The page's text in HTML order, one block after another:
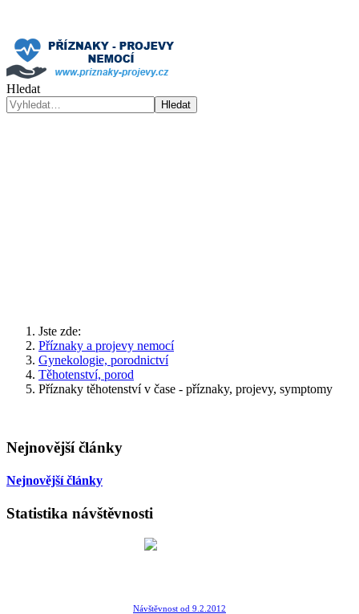
Hledat
Hledat
Jste zde:
Příznaky a projevy nemocí
Gynekologie, porodnictví
Těhotenství, porod
Příznaky těhotenství v čase - příznaky, projevy, symptomy
Nejnovější články
Nejnovější články
Statistika návštěvnosti
Návštěvnost od 9.2.2012